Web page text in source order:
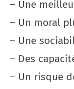
– Une
– Un moral
– Une
– Des
– Un risque